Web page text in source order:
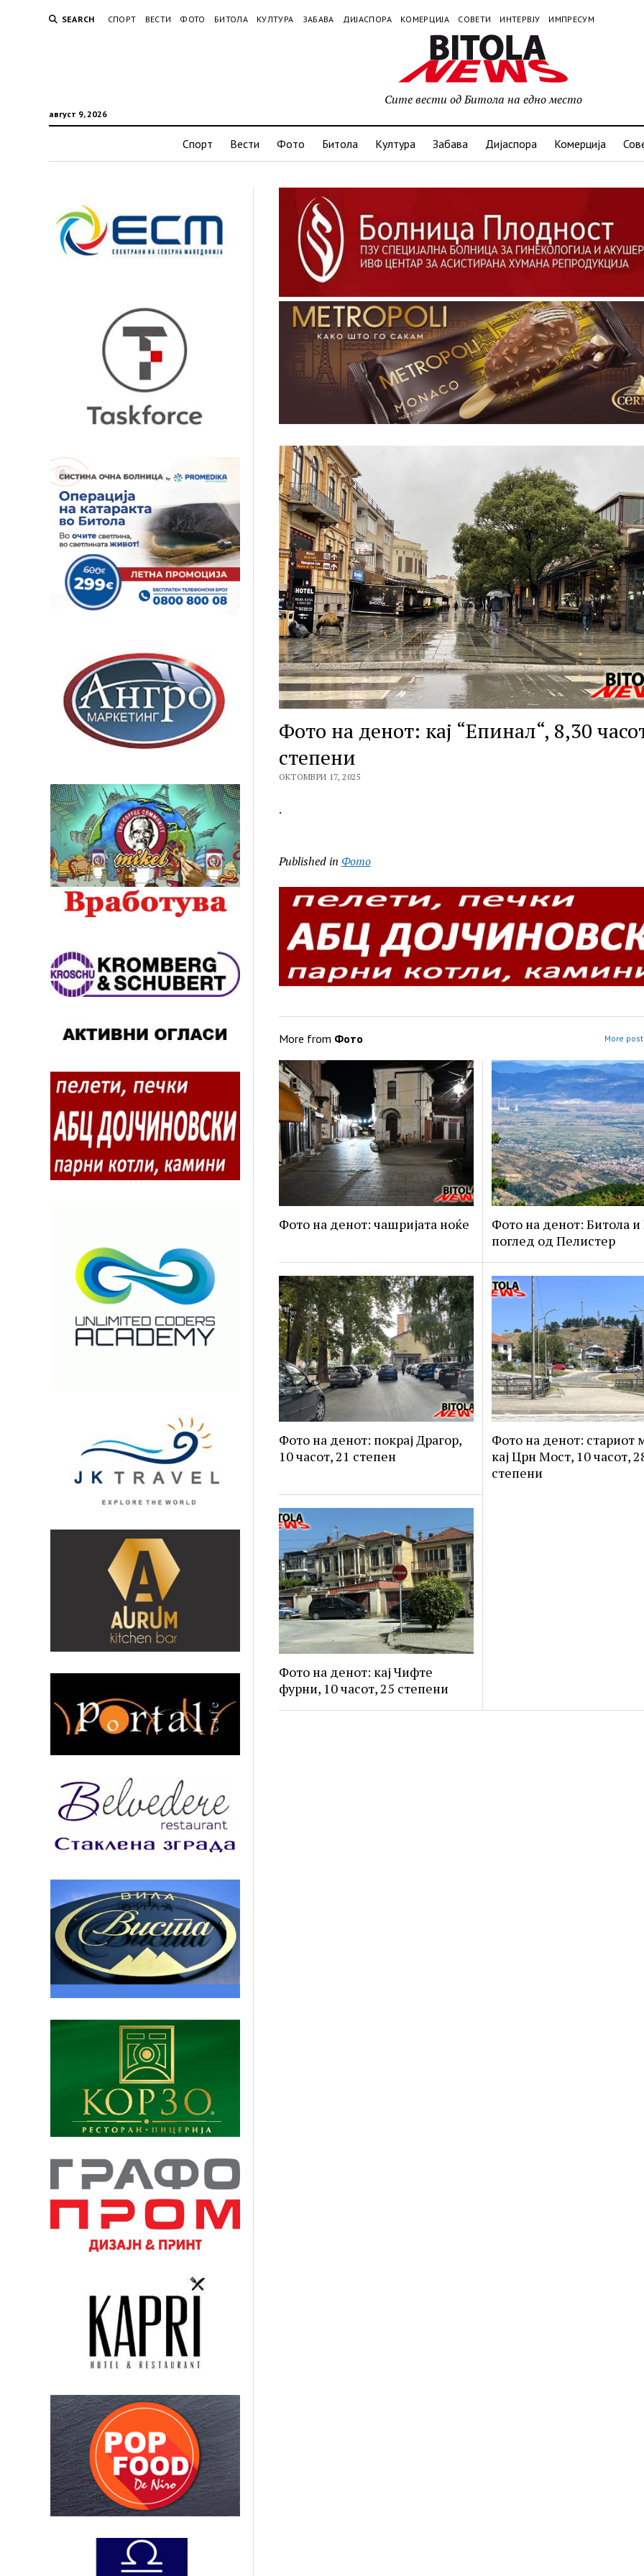
SEARCH СПОРТ ВЕСТИ ФОТО БИТОЛА КУЛТУРА ЗАБАВА ДИЈАСПОРА КОМЕРЦИЈА СОВЕТИ ИНТЕРВЈУ ИМПРЕСУМ
август 9, 2026
Сите вести од Битола на едно место
Спорт Вести Фото Битола Култура Забава Дијаспора Комерција
Фото на денот: кај “Епинал“, 8,30
степени
ОКТОМВРИ 17, 2025
.
Published in Фото
More from Фото More
Фото на денот: чашријата ноќе
Фото на денот: Битола
поглед од Пелистер
Фото на денот: покрај Драгор,
10 часот, 21 степен
Фото на денот: стариот
кај Црн Мост, 10 часот,
степени
Фото на денот: кај Чифте
фурни, 10 часот, 25 степени